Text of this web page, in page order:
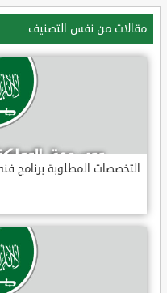
مقالات من نفس التصنيف
التخصصات المطلوبة برنامج